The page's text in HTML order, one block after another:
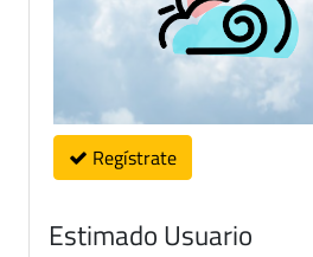
Regístrate
Estimado Usuario